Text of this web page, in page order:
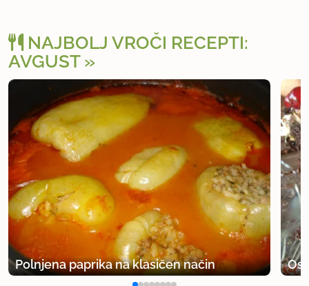
NAJBOLJ VROČI RECEPTI:
AVGUST
Polnjena paprika na klasičen način